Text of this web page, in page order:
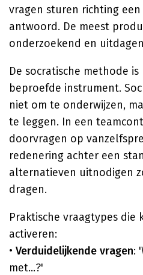
vragen sturen richting
antwoord. De meest
onderzoekend en
De socratische methode
beproefde instrument.
niet om te onderwijzen,
te leggen. In een
doorvragen op
redenering achter een
alternatieven uitnodigen
dragen.
Praktische vraagtypes die
activeren:
• Verduidelijkende vragen:
met...?'